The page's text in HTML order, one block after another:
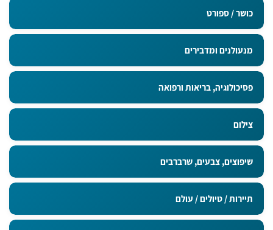
כושר / ספורט
מנעולנים ומדבירים
פסיכולוגיה, בריאות ורפואה
צילום
שיפוצים, צבעים, שרברבים
תיירות / טיולים / עולם